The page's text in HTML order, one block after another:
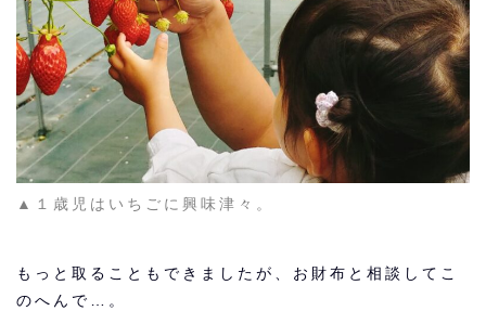
▲１歳児はいちごに興味津々。
もっと取ることもできましたが、お財布と相談してこ
のへんで…。